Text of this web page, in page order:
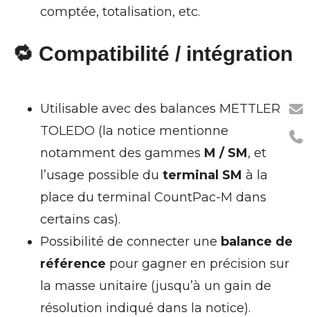
comptée, totalisation, etc.
🔁 Compatibilité / intégration
Utilisable avec des balances METTLER
TOLEDO (la notice mentionne
notamment des gammes M / SM, et
l’usage possible du terminal SM à la
place du terminal CountPac-M dans
certains cas).
Possibilité de connecter une balance de
référence pour gagner en précision sur
la masse unitaire (jusqu’à un gain de
résolution indiqué dans la notice).